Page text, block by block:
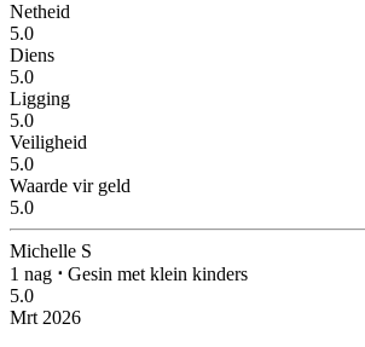
Netheid
5.0
Diens
5.0
Ligging
5.0
Veiligheid
5.0
Waarde vir geld
5.0
Michelle S
1 nag ⋅ Gesin met klein kinders
5.0
Mrt 2026